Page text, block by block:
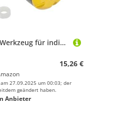
Angelknauf-Werkzeug für individuelle Projekte mit Dichtungen, Angelrolle, Griff für den Außenbereich, Schwarz und Gold
15,26 €
27.09.2025 um 00:03; der
geändert haben.
Anbieter